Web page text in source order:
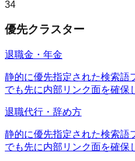
34
優先クラスター
退職金・年金
静的に優先指定された検索語
でも先に内部リンク面を確保
退職代行・辞め方
静的に優先指定された検索語
でも先に内部リンク面を確保